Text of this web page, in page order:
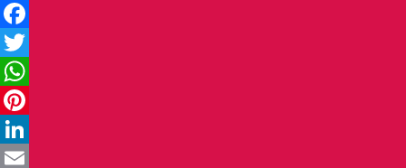
Facebook
Twitter
WhatsApp
Pinterest
LinkedIn